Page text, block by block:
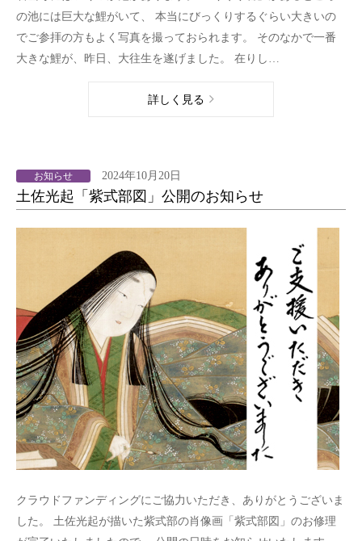
の池には巨大な鯉がいて、 本当にびっくりするぐらい大きいの
でご参拝の方もよく写真を撮っておられます。 そのなかで一番
大きな鯉が、昨日、大往生を遂げました。 在りし…
詳しく見る
お知らせ 2024年10月20日
土佐光起「紫式部図」公開のお知らせ
クラウドファンディングにご協力いただき、ありがとうございま
した。 土佐光起が描いた紫式部の肖像画「紫式部図」のお修理